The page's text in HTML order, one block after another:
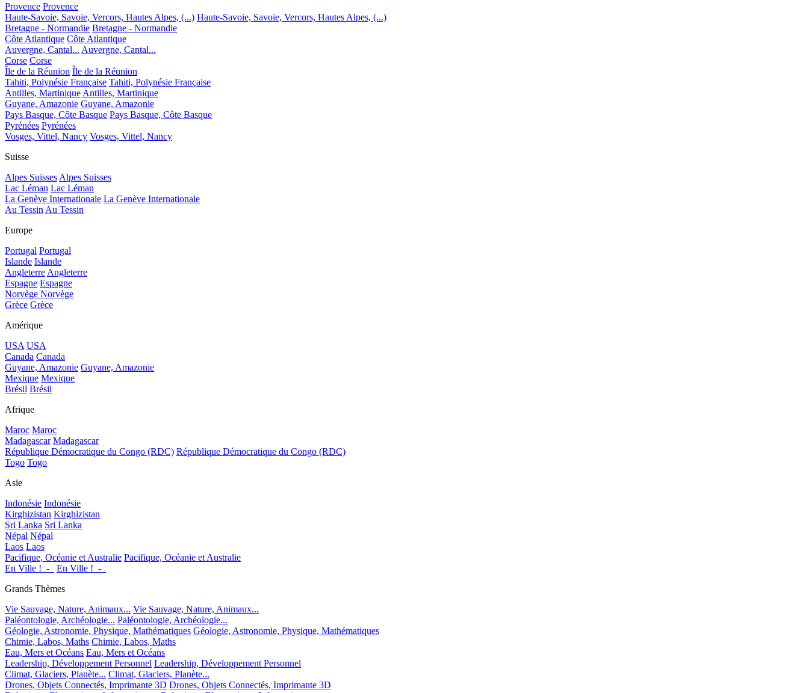
Provence Provence
Haute-Savoie, Savoie, Vercors, Hautes Alpes, (...) Haute-Savoie, Savoie, Vercors, Hautes Alpes, (...)
Bretagne - Normandie Bretagne - Normandie
Côte Atlantique Côte Atlantique
Auvergne, Cantal... Auvergne, Cantal...
Corse Corse
Île de la Réunion Île de la Réunion
Tahiti, Polynésie Française Tahiti, Polynésie Française
Antilles, Martinique Antilles, Martinique
Guyane, Amazonie Guyane, Amazonie
Pays Basque, Côte Basque Pays Basque, Côte Basque
Pyrénées Pyrénées
Vosges, Vittel, Nancy Vosges, Vittel, Nancy
Suisse
Alpes Suisses Alpes Suisses
Lac Léman Lac Léman
La Genève Internationale La Genève Internationale
Au Tessin Au Tessin
Europe
Portugal Portugal
Islande Islande
Angleterre Angleterre
Espagne Espagne
Norvège Norvège
Grèce Grèce
Amérique
USA USA
Canada Canada
Guyane, Amazonie Guyane, Amazonie
Mexique Mexique
Brésil Brésil
Afrique
Maroc Maroc
Madagascar Madagascar
République Démocratique du Congo (RDC) République Démocratique du Congo (RDC)
Togo Togo
Asie
Indonésie Indonésie
Kirghizistan Kirghizistan
Sri Lanka Sri Lanka
Népal Népal
Laos Laos
Pacifique, Océanie et Australie Pacifique, Océanie et Australie
En Ville !_-_
En Ville !_-_
Grands Thèmes
Vie Sauvage, Nature, Animaux... Vie Sauvage, Nature, Animaux...
Paléontologie, Archéologie... Paléontologie, Archéologie...
Géologie, Astronomie, Physique, Mathématiques Géologie, Astronomie, Physique, Mathématiques
Chimie, Labos, Maths Chimie, Labos, Maths
Eau, Mers et Océans Eau, Mers et Océans
Leadership, Développement Personnel Leadership, Développement Personnel
Climat, Glaciers, Planète... Climat, Glaciers, Planète...
Drones, Objets Connectés, Imprimante 3D Drones, Objets Connectés, Imprimante 3D